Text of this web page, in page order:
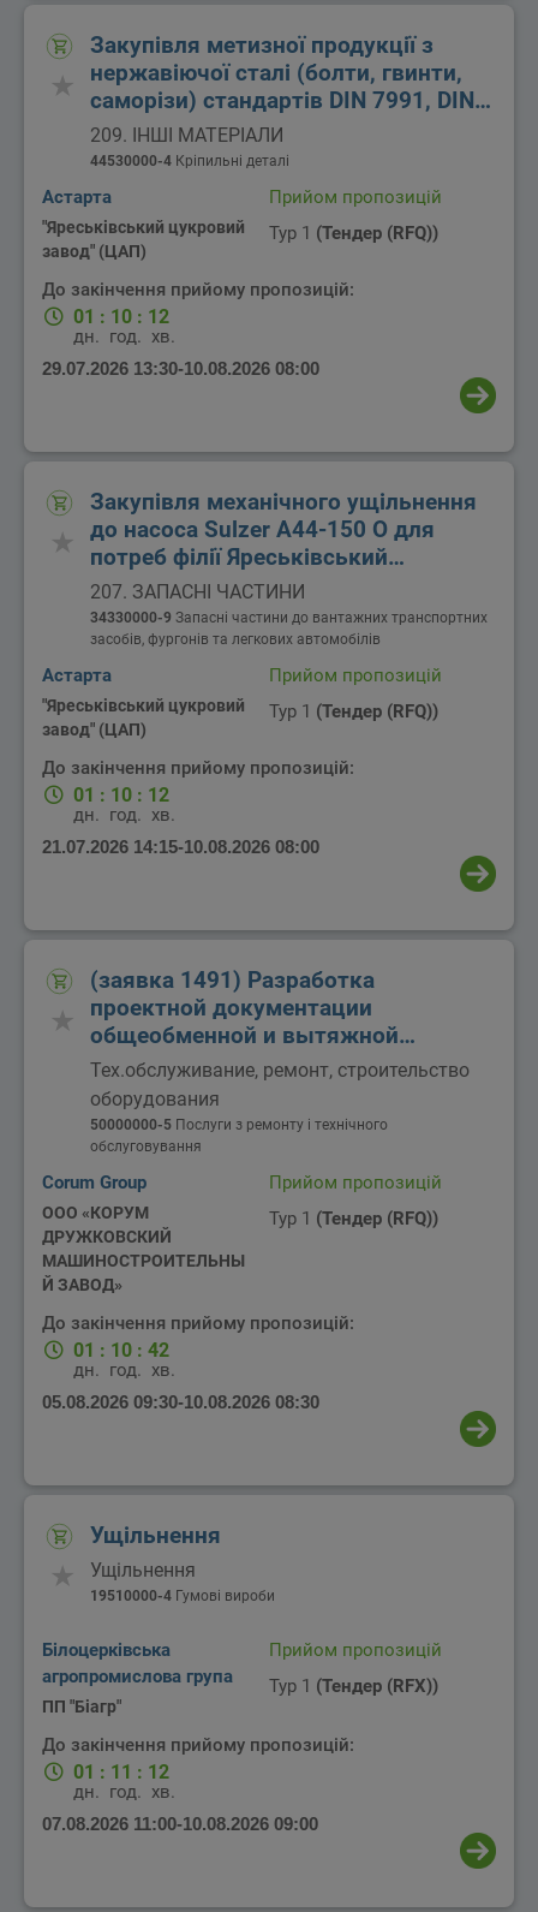
Закупівля метизної продукції з
нержавіючої сталі (болти, гвинти,
саморізи) стандартів DIN 7991, DIN
7982, DIN 933, DIN 931, сталь A2, для
потреб філії Яреськівський
цукровий завод ТОВ Цукорагропром
209. ІНШІ МАТЕРІАЛИ
44530000-4 Кріпильні деталі
Астарта
"Яреськівський цукровий
завод" (ЦАП)
Прийом пропозицій
Тур 1 (Тендер (RFQ))
До закінчення прийому пропозицій:
01 : 10 : 12
дн. год. хв.
29.07.2026 13:30-10.08.2026 08:00
Закупівля механічного ущільнення
до насоса Sulzer A44-150 O для
потреб філії Яреськівський
цукровий завод ТОВ Цукоргаропром
207. ЗАПАСНІ ЧАСТИНИ
34330000-9 Запасні частини до вантажних транспортних
засобів, фургонів та легкових автомобілів
Астарта
"Яреськівський цукровий
завод" (ЦАП)
Прийом пропозицій
Тур 1 (Тендер (RFQ))
До закінчення прийому пропозицій:
01 : 10 : 12
дн. год. хв.
21.07.2026 14:15-10.08.2026 08:00
(заявка 1491) Разработка
проектной документации
общеобменной и вытяжной
вентиляции
Тех.обслуживание, ремонт, строительство
оборудования
50000000-5 Послуги з ремонту і технічного
обслуговування
Corum Group
ООО «КОРУМ
ДРУЖКОВСКИЙ
МАШИНОСТРОИТЕЛЬНЫ
Й ЗАВОД»
Прийом пропозицій
Тур 1 (Тендер (RFQ))
До закінчення прийому пропозицій:
01 : 10 : 42
дн. год. хв.
05.08.2026 09:30-10.08.2026 08:30
Ущільнення
Ущільнення
19510000-4 Гумові вироби
Білоцерківська
агропромислова група
ПП "Біагр"
Прийом пропозицій
Тур 1 (Тендер (RFX))
До закінчення прийому пропозицій:
01 : 11 : 12
дн. год. хв.
07.08.2026 11:00-10.08.2026 09:00